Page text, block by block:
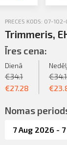
PRECES KODS: 07-
Trimmeris,
Īres cena:
Dienā
€34.1
€27.28
€34.1
€
Nomas